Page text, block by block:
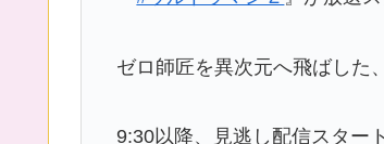
ゼロ師匠を異次元へ飛ばした
9:30以降、見逃し配信スタート